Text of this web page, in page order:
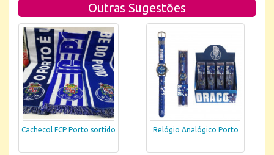
Outras Sugestões
Cachecol FCP Porto sortido Relógio Analógico Porto